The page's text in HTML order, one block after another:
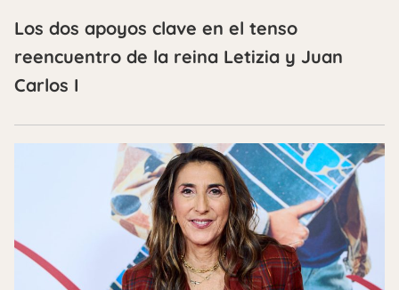
Los dos apoyos clave en el tenso
reencuentro de la reina Letizia y Juan
Carlos I